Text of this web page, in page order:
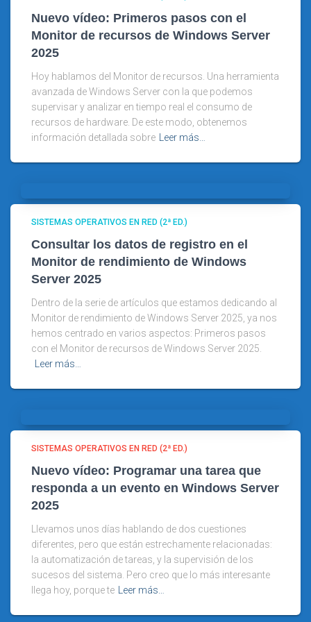
Nuevo vídeo: Primeros pasos con el
Monitor de recursos de Windows Server
2025
Hoy hablamos del Monitor de recursos. Una herramienta
avanzada de Windows Server con la que podemos
supervisar y analizar en tiempo real el consumo de
recursos de hardware. De este modo, obtenemos
información detallada sobre Leer más…
SISTEMAS OPERATIVOS EN RED (2ª ED.)
Consultar los datos de registro en el
Monitor de rendimiento de Windows
Server 2025
Dentro de la serie de artículos que estamos dedicando al
Monitor de rendimiento de Windows Server 2025, ya nos
hemos centrado en varios aspectos: Primeros pasos
con el Monitor de recursos de Windows Server 2025.
Leer más…
SISTEMAS OPERATIVOS EN RED (2ª ED.)
Nuevo vídeo: Programar una tarea que
responda a un evento en Windows Server
2025
Llevamos unos días hablando de dos cuestiones
diferentes, pero que están estrechamente relacionadas:
la automatización de tareas, y la supervisión de los
sucesos del sistema. Pero creo que lo más interesante
llega hoy, porque te Leer más…